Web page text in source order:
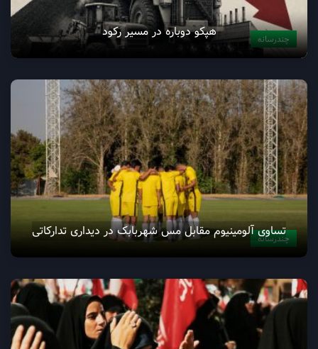
چندرسانه هپکو دوباره در مسیر رکود
چندرسانه
تساوی آلومینیوم مقابل مس شهربابک در دیداری تدارکاتی